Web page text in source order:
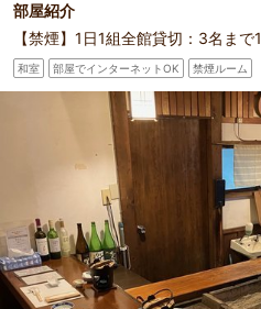
部屋紹介
【禁煙】1日1組全館貸切：3名ま
和室 部屋でインターネットOK 禁煙ルーム